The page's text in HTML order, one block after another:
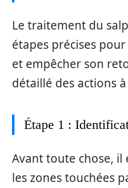
Le traitement du
étapes précises
et empêcher son
détaillé des actions
Étape 1 :
Avant toute chose, il
les zones touchées